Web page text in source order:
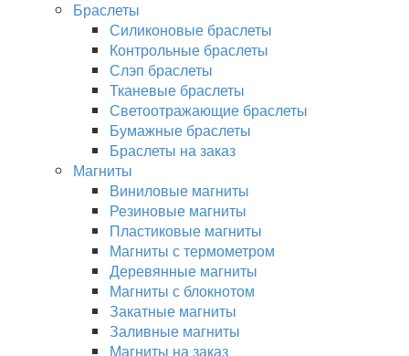
Браслеты
Силиконовые браслеты
Контрольные браслеты
Слэп браслеты
Тканевые браслеты
Светоотражающие браслеты
Бумажные браслеты
Браслеты на заказ
Магниты
Виниловые магниты
Резиновые магниты
Пластиковые магниты
Магниты с термометром
Деревянные магниты
Магниты с блокнотом
Закатные магниты
Заливные магниты
Магниты на заказ